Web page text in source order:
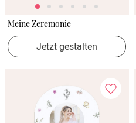
Meine Zeremonie
Jetzt gestalten